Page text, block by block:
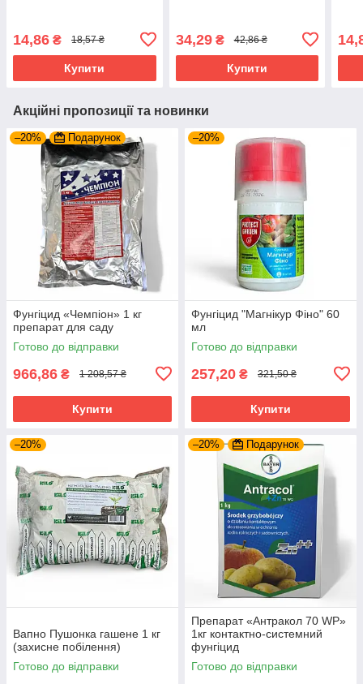
14,86 ₴ 18,57 ₴
Купити
34,29₴ 42,86 ₴
Купити
Акційні пропозиції та новинки
–20% Подарунок
Фунгіцид «Чемпіон» 1 кг
препарат для саду
Готово до відправки
966,86 ₴ 1 208,57 ₴
Купити
–20%
Фунгіцид "Магнікур Фіно" 60
мл
Готово до відправки
257,20 ₴ 321,50 ₴
Купити
–20%
Вапно Пушонка гашене 1 кг
(захисне побілення)
Готово до відправки
–20% Подарунок
Препарат «Антракол 70 WP»
1кг контактно-системний
фунгіцид
Готово до відправки